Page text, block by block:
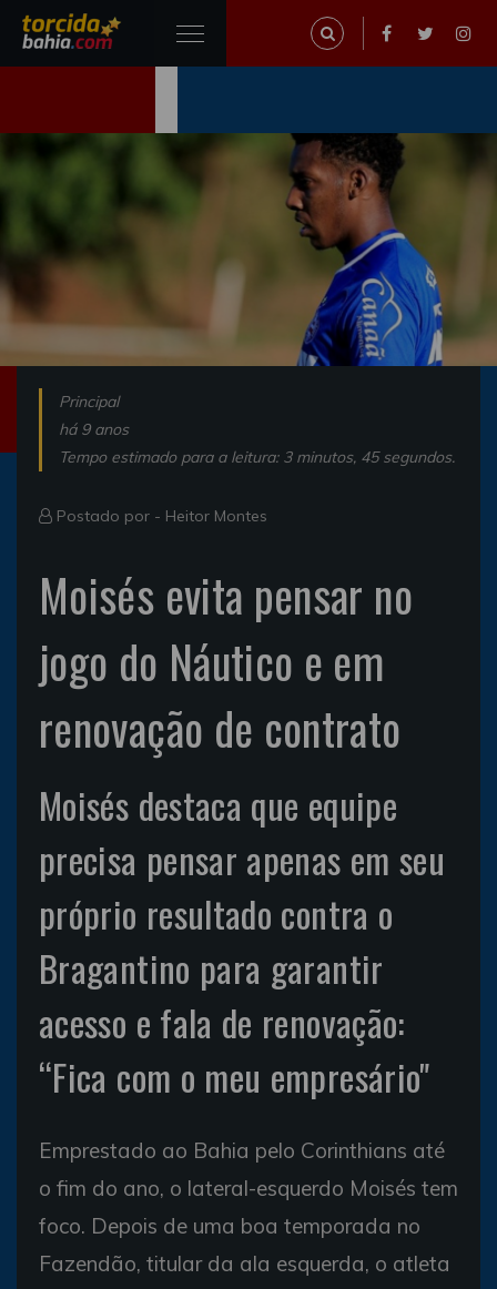
Principal
há 9 anos
Tempo estimado para a leitura: 3 minutos, 45 segundos.
Postado por - Heitor Montes
Moisés evita pensar no
jogo do Náutico e em
renovação de contrato
Moisés destaca que equipe
precisa pensar apenas em seu
próprio resultado contra o
Bragantino para garantir
acesso e fala de renovação:
“Fica com o meu empresário"
Emprestado ao Bahia pelo Corinthians até
o fim do ano, o lateral-esquerdo Moisés tem
foco. Depois de uma boa temporada no
Fazendão, titular da ala esquerda, o atleta